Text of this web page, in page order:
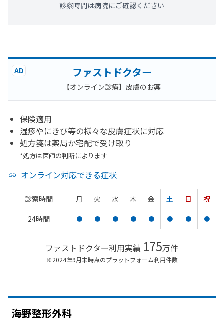
診察時間は病院にご確認ください
AD ファストドクター
【オンライン診療】皮膚のお薬
保険適用
湿疹やにきび等の様々な皮膚症状に対応
処方箋は薬局か宅配で受け取り
*処方は医師の判断によります
オンライン対応できる症状
診察時間 月 火 水 木 金 土 日
祝
24時間
● ● ● ● ● ● ● ●
ファストドクター利用実績 175万件
※2024年9月末時点のプラットフォーム利用件数
海野整形外科